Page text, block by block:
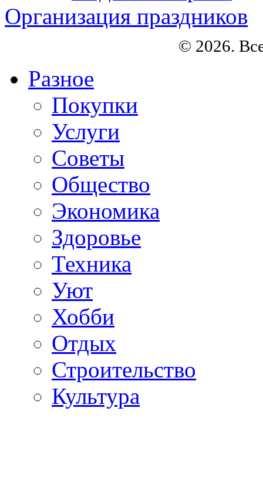
Организация праздников
© 2026.
Разное
Покупки
Услуги
Советы
Общество
Экономика
Здоровье
Техника
Уют
Хобби
Отдых
Строительство
Культура